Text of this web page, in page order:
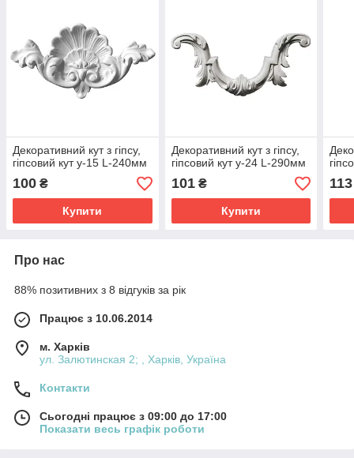
Декоративний кут з гіпсу,
гіпсовий кут у-15 L-240мм
100 ₴
Купити
Декоративний кут з гіпсу,
гіпсовий кут у-24 L-290мм
101₴
Купити
113
Про нас
88% позитивних з 8 відгуків за рік
Працює з 10.06.2014
м. Харків
ул. Залютинская 2; , Харків, Україна
Контакти
Сьогодні працює з 09:00 до 17:00
Показати весь графік роботи